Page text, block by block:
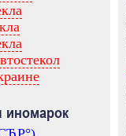
иномарок